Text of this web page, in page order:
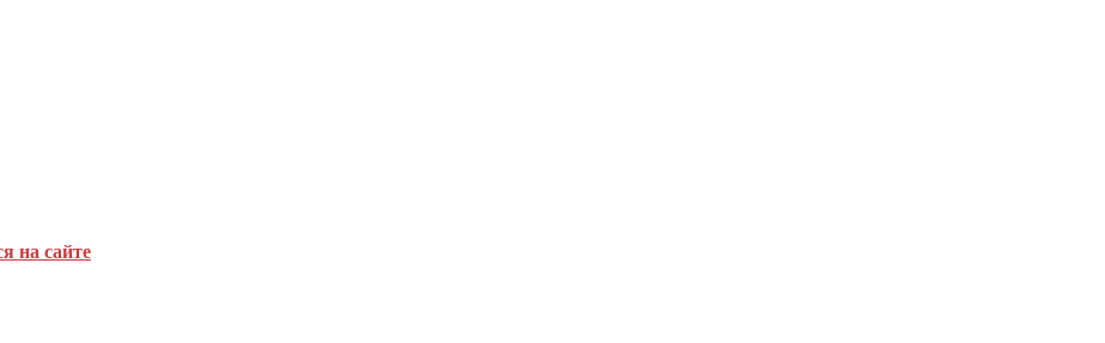
на сайте